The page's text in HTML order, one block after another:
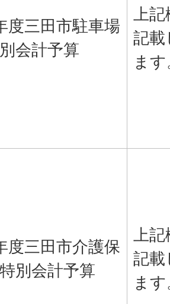
度三田市駐車場
会計予算
上
記載
ま
度三田市介護保
別会計予算
上
記載
ま